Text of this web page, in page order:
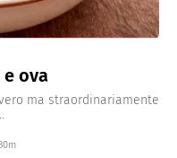
ova
ma straordinariamente